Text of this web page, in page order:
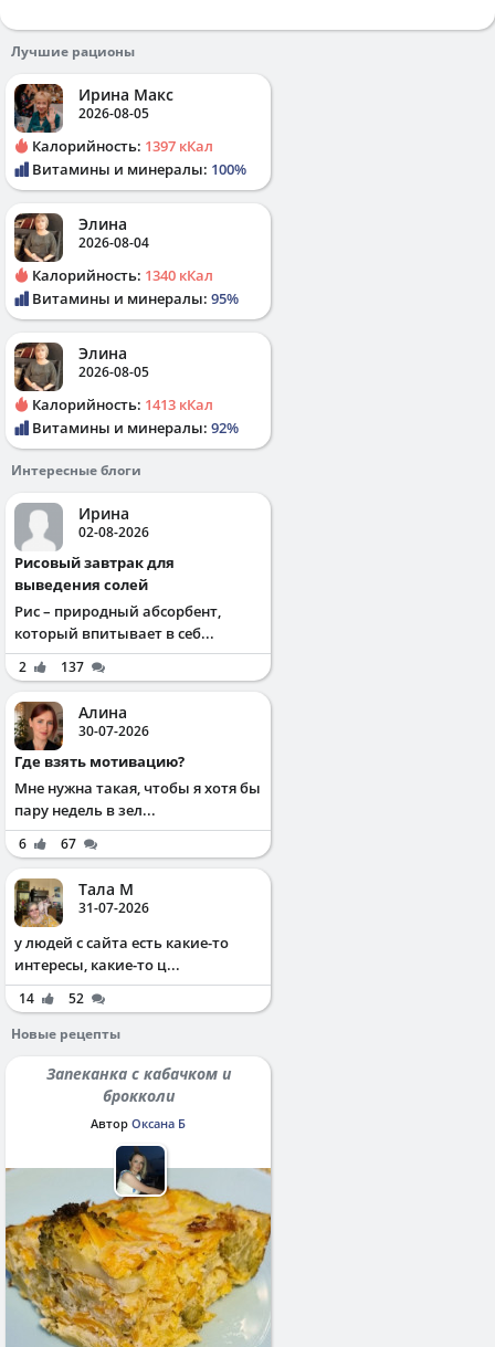
Лучшие рационы
Ирина Макс
2026-08-05
Калорийность: 1397 кКал
Витамины и минералы: 100%
Элина
2026-08-04
Калорийность: 1340 кКал
Витамины и минералы: 95%
Элина
2026-08-05
Калорийность: 1413 кКал
Витамины и минералы: 92%
Интересные блоги
Ирина
02-08-2026
Рисовый завтрак для
выведения солей
Рис – природный абсорбент,
который впитывает в себ...
2 137
Алина
30-07-2026
Где взять мотивацию?
Мне нужна такая, чтобы я хотя бы
пару недель в зел...
6 67
Тала М
31-07-2026
у людей с сайта есть какие-то
интересы, какие-то ц...
14
52
Новые рецепты
Запеканка с кабачком и
брокколи
Автор Оксана Б